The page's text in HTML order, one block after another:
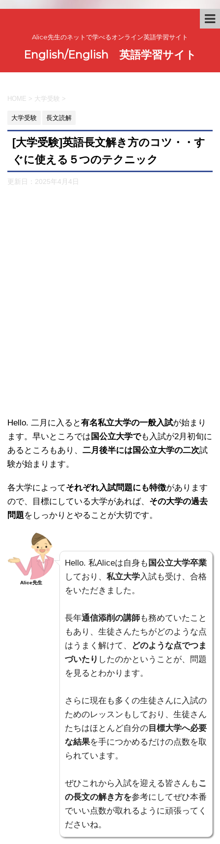
Alice先生のネットで学べるオンライン英語学習サイト
English/English 英語学習サイト
HOME > 大学受験 >
大学受験 長文読解
[大学受験]英語長文解き方のコツ・・す
ぐに使える５つのテクニック
更新日： 2025年4月4日
Hello. 二月に入ると有名私立大学の一般入試が始まり
ます。早いところでは 国公立大学でも入試が2月初旬に
あるところもあり、 二月後半には国公立大学の二次試
験が始まります。
各大学によってそれぞれ入試問題にも特徴があります
ので、目標にしている大学があれば、 その大学の過去
問題をしっかりとやることが大切です。
Alice先生
Hello. 私Aliceは自身も 国公立大学卒業
しており、 私立大学入試も受け、合格
をいただきました。
長年通信添削の講師も務めていたこと
もあり、生徒さんたちがどのような点
はうまく解けて、
どのような点でつま
づいたり したのかということが、問題
を見るとわかります。
さらに現在も多くの生徒さんに入試の
ためのレッスンもしており、生徒さん
たちはほとんど自分の 目標大学へ必要
な結果を手につかめるだけの点数を取
られています。
ぜひこれから入試を迎える皆さんも こ
の長文の解き方を参考にしてぜひ本番
でいい点数が取れるように頑張ってく
ださいね。